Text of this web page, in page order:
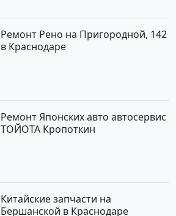
Ремонт Рено на Пригородной, 142
в Краснодаре
Ремонт Японских авто автосервис
ТОЙОТА Кропоткин
Китайские запчасти на
Бершанской в Краснодаре